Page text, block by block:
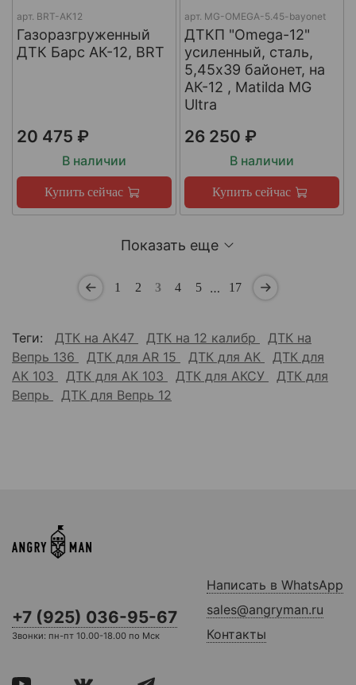
арт. BRT-AK12
Газоразгруженный
ДТК Барс АК-12, BRT
20 475 ₽
В наличии
Купить сейчас
арт. MG-OMEGA-5.45-bayonet
ДТКП "Omega-12"
усиленный, сталь,
5,45x39 байонет, на
АК-12 , Matilda MG
Ultra
26 250 ₽
В наличии
Купить сейчас
Показать еще
1 2 3 4 5 … 17
Теги: ДТК на АК47 ДТК на 12 калибр
ДТК на
Вепрь 136
ДТК для AR 15 ДТК для АК
ДТК для
АК 103
ДТК для АК 103 ДТК для АКСУ
ДТК для
Вепрь
ДТК для Вепрь 12
+7 (925) 036-95-67
Звонки: пн-пт 10.00-18.00 по Мск
Написать в WhatsApp
sales@angryman.ru
Контакты